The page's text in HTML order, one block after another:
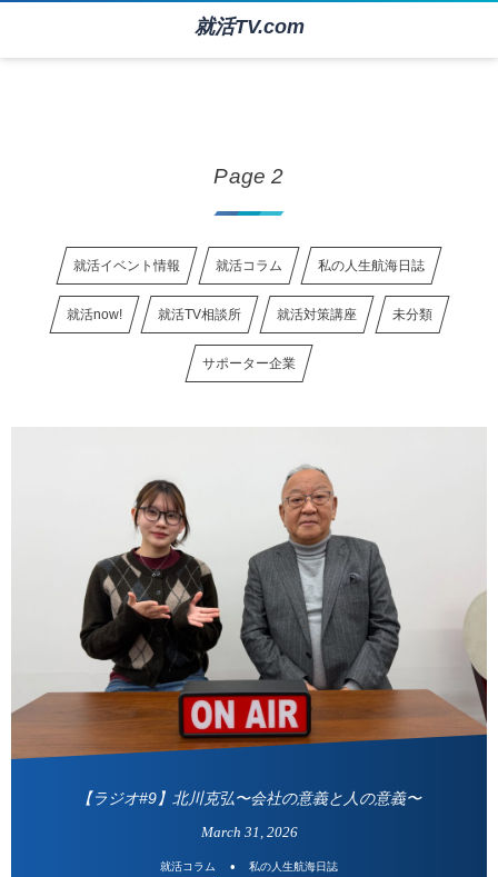
就活TV.com
Page 2
就活イベント情報 就活コラム 私の人生航海日誌
就活now! 就活TV相談所 就活対策講座 未分類
サポーター企業
【ラジオ#9】北川克弘〜会社の意義と人の意義〜
March 31 2026
就活コラム 私の人生航海日誌